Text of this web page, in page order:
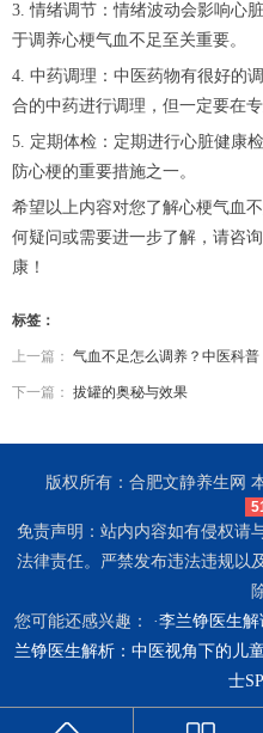
3. 情绪调节：情绪波动会影响心
于调养心梗气血不足至关重要。
4. 中药调理：中医药物有很好的
合的中药进行调理，但一定要在
5. 定期体检：定期进行心脏健康
防心梗的重要措施之一。
希望以上内容对您了解心梗气血
何疑问或需要进一步了解，请咨
康！
标签：
上一篇： 气血不足怎么调养？中医科普
下一篇： 拔罐的奥秘与效果
版权所有：合肥文静养生网
免责声明：站内内容如有侵权请
法律责任。严禁发布违法违规以
您可能还感兴趣： ·李兰铮医生
兰铮医生解析：中医视角下的儿
士